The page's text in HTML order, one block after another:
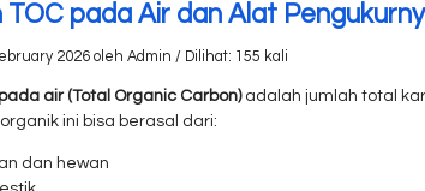
Alat Pengukur Kadar Air Tembakau TK100T....
TOC pada Air dan Alat
2026 oleh Admin / Dilihat: 155 kali
air (Total Organic Carbon)adalah jumlah total
ini bisa berasal dari:
dan hewan